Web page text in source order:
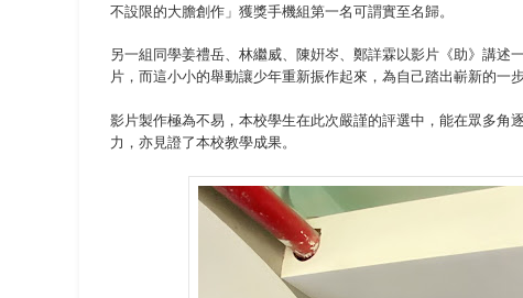
不設限的大膽創作」獲獎手機組第一名可謂實至名歸。
另一組同學姜禮岳、林繼威、陳姸岑、鄭詳霖以影片《助》講
片，而這小小的舉動讓少年重新振作起來，為自己踏出嶄新的一
影片製作極為不易，本校學生在此次嚴謹的評選中，能在眾多
力，亦見證了本校教學成果。